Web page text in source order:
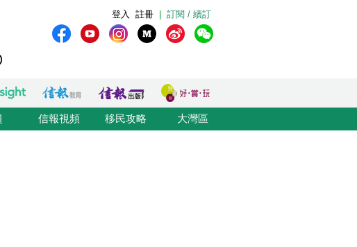
訂閱 / 續訂
註冊
登入
信報視頻 移民攻略 大灣區